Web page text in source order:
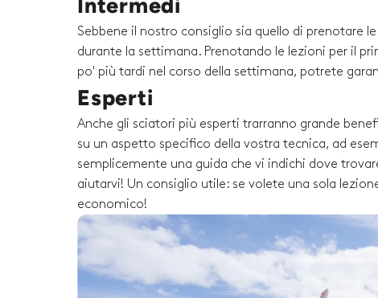
Intermedi
Sebbene il nostro consiglio sia quello di prenotare
durante la settimana. Prenotando le lezioni per il
po' più tardi nel corso della settimana, potrete
Esperti
Anche gli sciatori più esperti trarranno grande
su un aspetto specifico della vostra tecnica, ad
semplicemente una guida che vi indichi dove
aiutarvi! Un consiglio utile: se volete una sola
economico!